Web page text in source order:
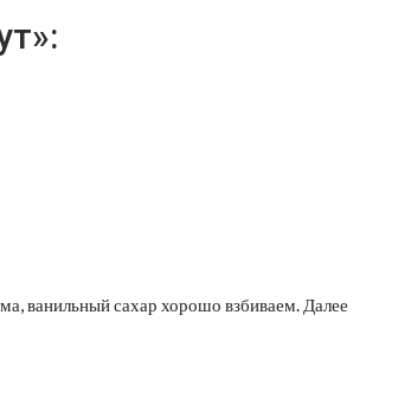
ванильный сахар хорошо взбиваем. Далее